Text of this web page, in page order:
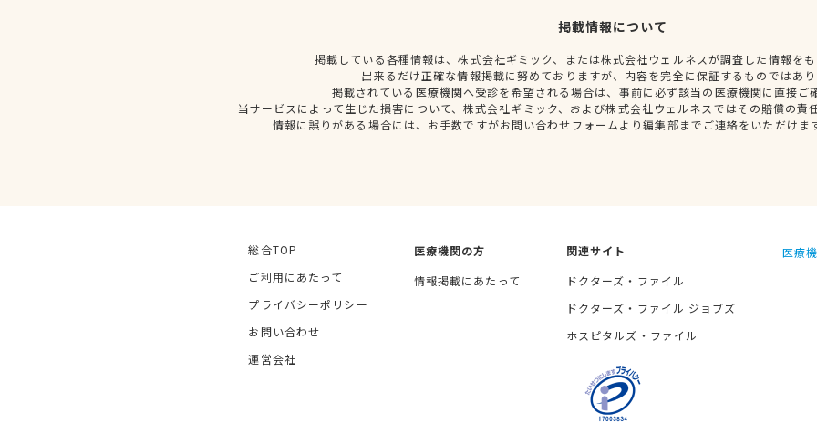
掲載情報について
掲載している各種情報は、株式会社ギミック、または株式会社ウェルネスが調査した情報を
出来るだけ正確な情報掲載に努めておりますが、内容を完全に保証するものではあ
掲載されている医療機関へ受診を希望される場合は、事前に必ず該当の医療機関に直接ご
当サービスによって生じた損害について、株式会社ギミック、および株式会社ウェルネスではその賠償の責
情報に誤りがある場合には、お手数ですがお問い合わせフォームより編集部までご連絡をいただけま
総合TOP
ご利用にあたって
プライバシーポリシー
お問い合わせ
運営会社
医療機関の方
情報掲載にあたって
関連サイト
ドクターズ・ファイル
ドクターズ・ファイル ジョブズ
ホスピタルズ・ファイル
医療